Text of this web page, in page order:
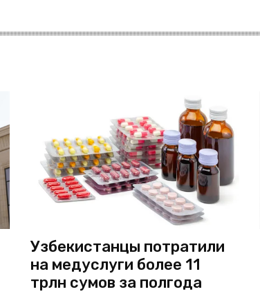
Узбекистанцы потратили
на медуслуги более 11
трлн сумов за полгода